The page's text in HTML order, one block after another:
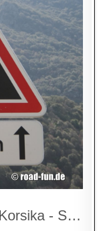
Gefahrenschild Korsika - Steinschlag